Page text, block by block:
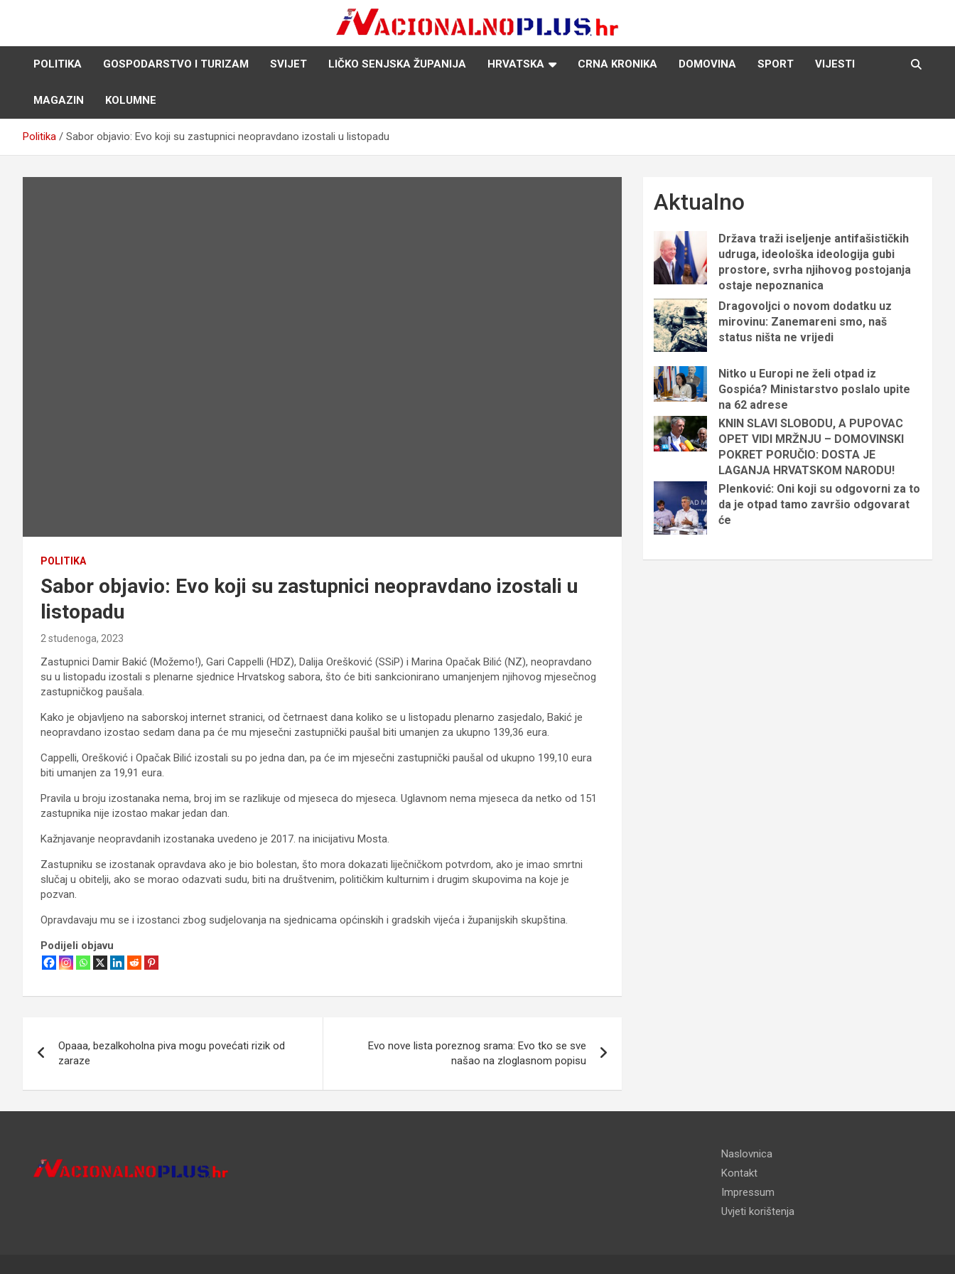
NacionalnoPlus.hr
Nacija želi znati više
POLITIKA
GOSPODARSTVO I TURIZAM SVIJET LIČKO SENJSKA ŽUPANIJA HRVATSKA CRNA KRONIKA DOMOVINA SPORT VIJESTI
MAGAZIN KOLUMNE
Politika Sabor objavio: Evo koji su zastupnici neopravdano izostali u listopadu
POLITIKA
Sabor objavio: Evo koji su zastupnici neopravdano izostali u
listopadu
2 studenoga, 2023
Zastupnici Damir Bakić (Možemo!), Gari Cappelli (HDZ), Dalija Orešković (SSiP) i Marina Opačak Bilić (NZ), neopravdano
su u listopadu izostali s plenarne sjednice Hrvatskog sabora, što će biti sankcionirano umanjenjem njihovog mjesečnog
zastupničkog paušala.
Kako je objavljeno na saborskoj internet stranici, od četrnaest dana koliko se u listopadu plenarno zasjedalo, Bakić je
neopravdano izostao sedam dana pa će mu mjesečni zastupnički paušal biti umanjen za ukupno 139,36 eura.
Cappelli, Orešković i Opačak Bilić izostali su po jedna dan, pa će im mjesečni zastupnički paušal od ukupno 199,10 eura
biti umanjen za 19,91 eura.
Pravila u broju izostanaka nema, broj im se razlikuje od mjeseca do mjeseca. Uglavnom nema mjeseca da netko od 151
zastupnika nije izostao makar jedan dan.
Kažnjavanje neopravdanih izostanaka uvedeno je 2017. na inicijativu Mosta.
Zastupniku se izostanak opravdava ako je bio bolestan, što mora dokazati liječničkom potvrdom, ako je imao smrtni
slučaj u obitelji, ako se morao odazvati sudu, biti na društvenim, političkim kulturnim i drugim skupovima na koje je
pozvan.
Opravdavaju mu se i izostanci zbog sudjelovanja na sjednicama općinskih i gradskih vijeća i županijskih skupština.
Podijeli objavu
objava
Opaaa, bezalkoholna piva mogu povećati rizik od
zaraze
Evo nove lista poreznog srama: Evo tko se sve
našao na zloglasnom popisu
Aktualno
Država traži iseljenje antifašističkih
udruga, ideološka ideologija gubi
prostore, svrha njihovog postojanja
ostaje nepoznanica
Dragovoljci o novom dodatku uz
mirovinu: Zanemareni smo, naš
status ništa ne vrijedi
Nitko u Europi ne želi otpad iz
Gospića? Ministarstvo poslalo upite
na 62 adrese
KNIN SLAVI SLOBODU, A PUPOVAC
OPET VIDI MRŽNJU – DOMOVINSKI
POKRET PORUČIO: DOSTA JE
LAGANJA HRVATSKOM NARODU!
Plenković: Oni koji su odgovorni za to
da je otpad tamo završio odgovarat
će
Naslovnica
Kontakt
Impressum
Uvjeti korištenja